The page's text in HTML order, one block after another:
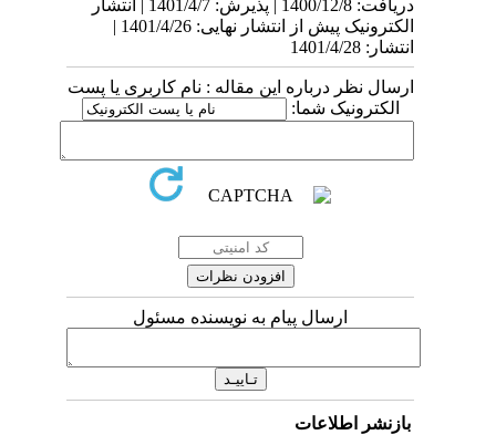
دریافت: 1400/12/8 | پذیرش: 1401/4/7 | انتشار
الکترونیک پیش از انتشار نهایی: 1401/4/26 |
انتشار: 1401/4/28
ارسال نظر درباره این مقاله : نام کاربری یا پست
الکترونیک شما:
ارسال پیام به نویسنده مسئول
بازنشر اطلاعات